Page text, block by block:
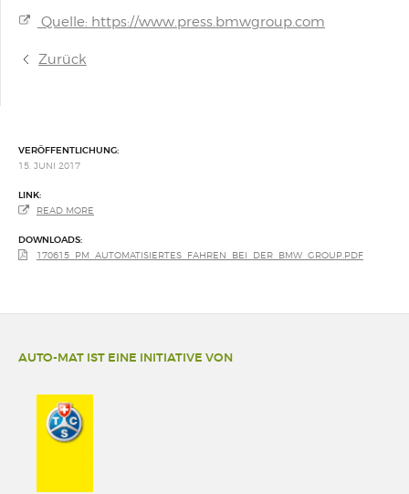
Quelle: https://www.press.bmwgroup.com
Zurück
VERÖFFENTLICHUNG:
15. JUNI 2017
LINK:
READ MORE
DOWNLOADS:
170615_PM_AUTOMATISIERTES_FAHREN_BEI_DER_BMW_GROUP.PDF
AUTO-MAT IST EINE INITIATIVE VON